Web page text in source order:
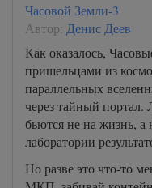
Часовой Земли-3
Автор: Денис Деев
Как оказалось,
пришельцами из
параллельных
через тайный портал.
бьются не на жизнь, а
лаборатории
Но разве это что-то